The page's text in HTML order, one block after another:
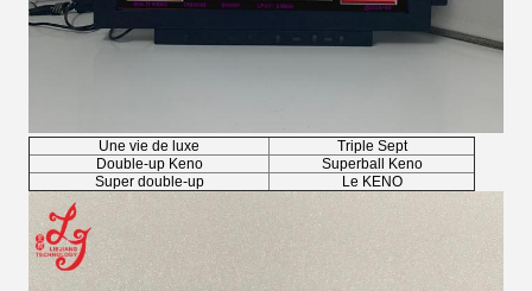
Une vie de luxe
Triple Sept
Double-up Keno
Superball Keno
Super double-up
Le KENO